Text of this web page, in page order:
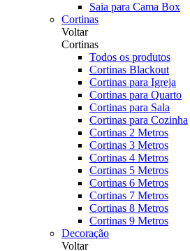
Saia para Cama Box
Cortinas
Voltar
Cortinas
Todos os produtos
Cortinas Blackout
Cortinas para Igreja
Cortinas para Quarto
Cortinas para Sala
Cortinas para Cozinha
Cortinas 2 Metros
Cortinas 3 Metros
Cortinas 4 Metros
Cortinas 5 Metros
Cortinas 6 Metros
Cortinas 7 Metros
Cortinas 8 Metros
Cortinas 9 Metros
Decoração
Voltar